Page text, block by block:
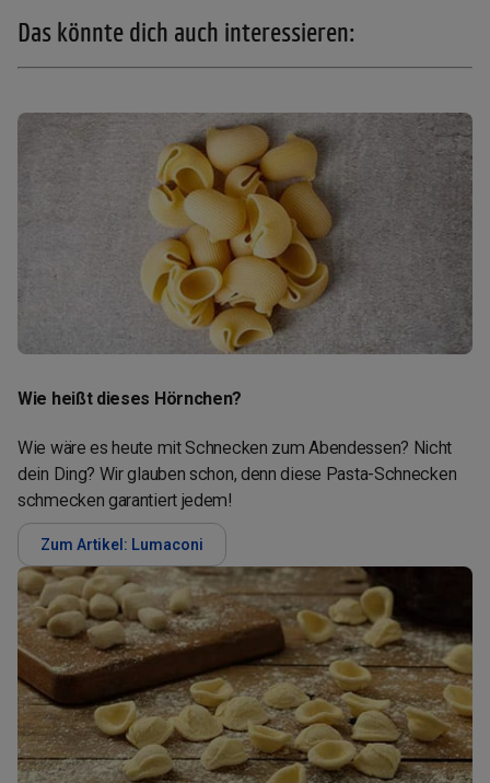
Das könnte dich auch interessieren:
Wie heißt dieses Hörnchen?
Wie wäre es heute mit Schnecken zum Abendessen? Nicht
dein Ding? Wir glauben schon, denn diese Pasta-Schnecken
schmecken garantiert jedem!
Zum Artikel: Lumaconi